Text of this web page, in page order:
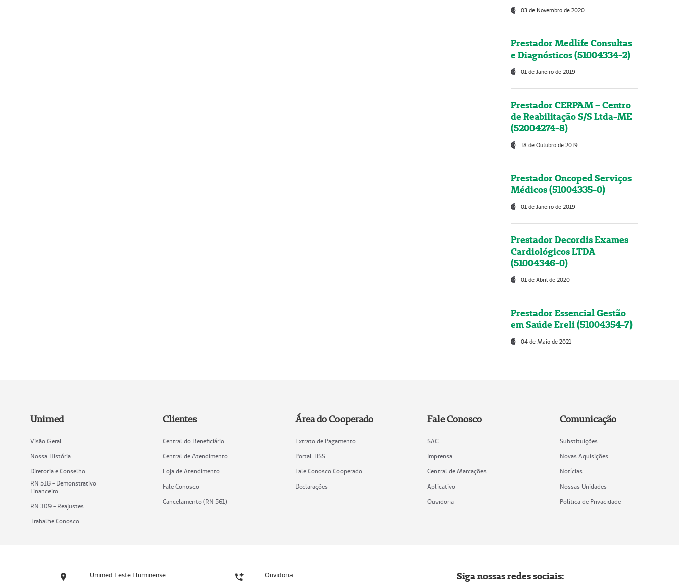
03 de Novembro de 2020
Prestador Medlife Consultas
e Diagnósticos (51004334-2)
01 de Janeiro de 2019
Prestador CERPAM – Centro
de Reabilitação S/S Ltda-ME
(52004274-8)
18 de Outubro de 2019
Prestador Oncoped Serviços
Médicos (51004335-0)
01 de Janeiro de 2019
Prestador Decordis Exames
Cardiológicos LTDA
(51004346-0)
01 de Abril de 2020
Prestador Essencial Gestão
em Saúde Ereli (51004354-7)
04 de Maio de 2021
Unimed
Visão Geral
Nossa História
Diretoria e Conselho
RN 518 - Demonstrativo
Financeiro
RN 309 - Reajustes
Trabalhe Conosco
Clientes
Central do Beneficiário
Central de Atendimento
Loja de Atendimento
Fale Conosco
Cancelamento (RN 561)
Área do Cooperado
Extrato de Pagamento
Portal TISS
Fale Conosco Cooperado
Declarações
Fale Conosco
SAC
Imprensa
Central de Marcações
Aplicativo
Ouvidoria
Comunicação
Substituições
Novas Aquisições
Notícias
Nossas Unidades
Política de Privacidade
Unimed Leste Fluminense Ouvidoria Siga nossas redes sociais: